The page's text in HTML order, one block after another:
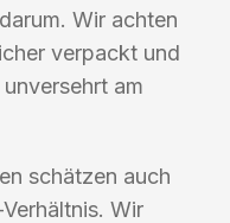
Wir achten
verpackt und
am
schätzen auch
Wir